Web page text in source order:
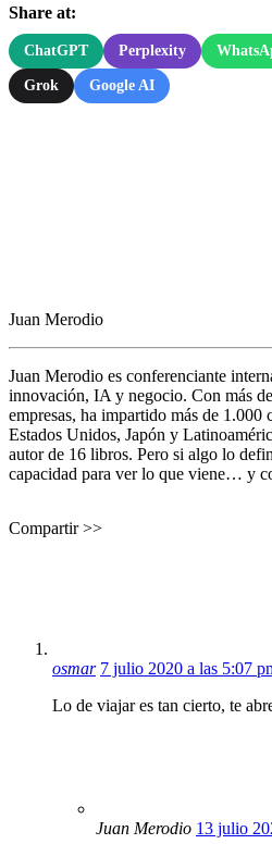
Share at:
ChatGPT Perplexity
Grok Google AI
Juan Merodio
Juan Merodio es conferenciante
innovación, IA y negocio. Con más
empresas, ha impartido más de 1.000
Estados Unidos, Japón y
autor de 16 libros. Pero si algo lo
capacidad para ver lo que viene… y
Compartir >>
osmar 7 julio 2020 a las 5:07
Lo de viajar es tan cierto, te
Juan Merodio 13 julio